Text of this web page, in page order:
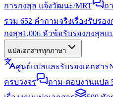
การกงสุล แจ้งวัฒนะ/MRT
ถ
รวม 652 คำถามจริงเรื่องรับรอง
กงสุล1,006 หัวข้อรับรองกงสุลแ
แปลเอกสารทุกภาษา
ศูนย์แปลและรับรองเอกสาร
ครบวงจร
ถาม-ตอบงานแปล